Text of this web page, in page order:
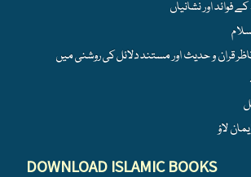
DOWNLOAD ISLAMIC BOOKS